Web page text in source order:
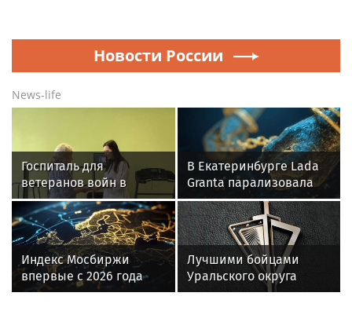
Новости России
News-life
Госпиталь для
ветеранов войн в
Екатеринбурге получил
новое оборудование
для реабилитации
В Екатеринбурге Lada
Granta парализовала
движение на
Амундсена
Индекс Мосбиржи
впервые с 2026 года
превысил 2 300 пунктов
Лучшими бойцами
Уральского округа
Росгвардии стали